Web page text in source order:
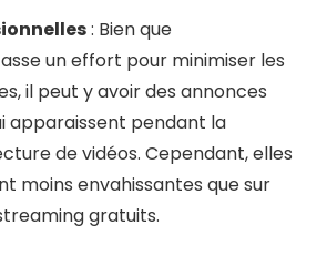
: Bien que
un effort pour minimiser les
il peut y avoir des annonces
apparaissent pendant la
de vidéos. Cependant, elles
moins envahissantes que sur
gratuits.